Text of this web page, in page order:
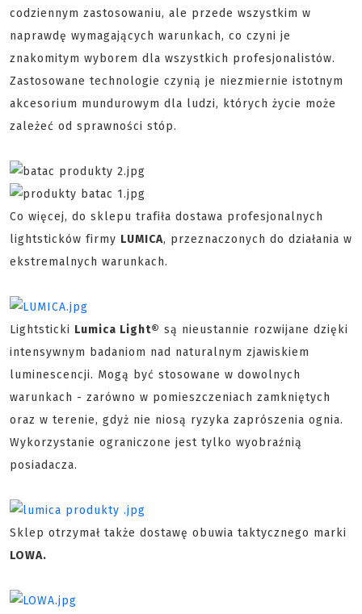
codziennym zastosowaniu, ale przede wszystkim w
naprawdę wymagających warunkach, co czyni je
znakomitym wyborem dla wszystkich profesjonalistów.
Zastosowane technologie czynią je niezmiernie istotnym
akcesorium mundurowym dla ludzi, których życie może
zależeć od sprawności stóp.
Co więcej, do sklepu trafiła dostawa profesjonalnych
lightsticków firmy LUMICA, przeznaczonych do działania w
ekstremalnych warunkach.
Lightsticki Lumica Light® są nieustannie rozwijane dzięki
intensywnym badaniom nad naturalnym zjawiskiem
luminescencji. Mogą być stosowane w dowolnych
warunkach - zarówno w pomieszczeniach zamkniętych
oraz w terenie, gdyż nie niosą ryzyka zaprószenia ognia.
Wykorzystanie ograniczone jest tylko wyobraźnią
posiadacza.
Sklep otrzymał także dostawę obuwia taktycznego marki
LOWA.